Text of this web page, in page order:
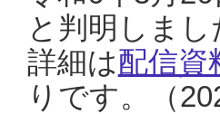
と判明しま
詳細は配信資
りです。（